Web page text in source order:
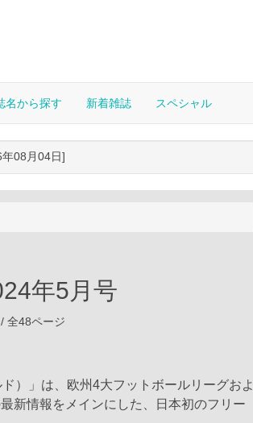
名から探す 新着雑誌 スペシャル
08月04日]
年5月号
全48ページ
）」は、欧州4大フットボールリーグおよ
新情報をメインにした、日本初のフリー